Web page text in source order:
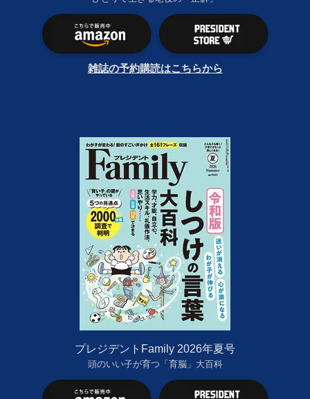
雑誌の予約購読はこちらから
プレジデントFamily 2026年夏号
頭のいい子が育つ「育脳」大百科